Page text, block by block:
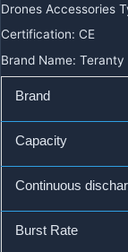
Drones Accessories
Certification: CE
Brand Name: Teranty
Brand
Capacity
Continuous
Burst Rate